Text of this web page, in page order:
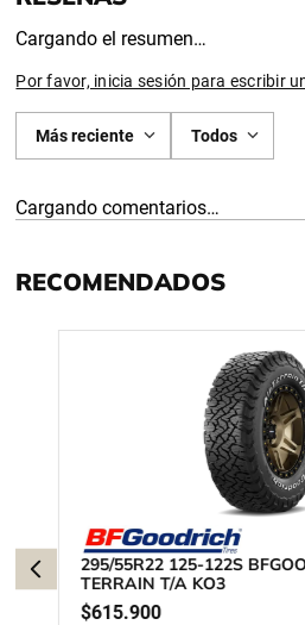
Cargando el resumen…
Por favor, inicia sesión para escribir
Más reciente Todos
Cargando comentarios…
RECOMENDADOS
295/55R22 125-122S
TERRAIN T/A KO3
$615.900